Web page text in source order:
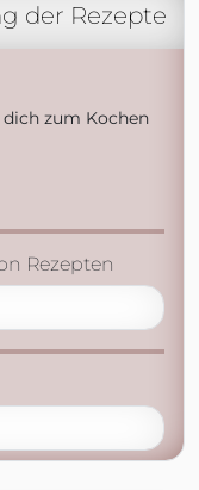
der Rezepte
zum Kochen
Rezepten